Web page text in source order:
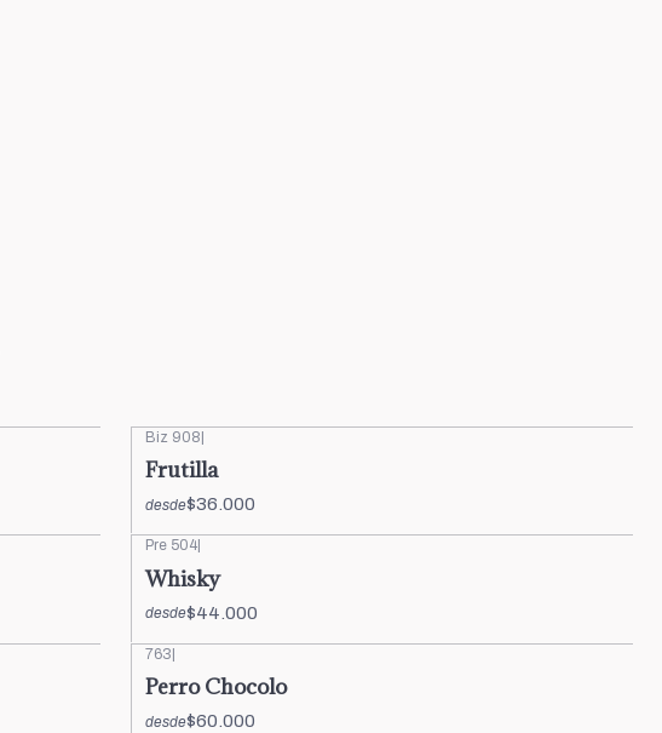
Biz 908
Frutilla
desde$36.000
Pre 504|
Whisky
desde$44.000
763|
Perro Chocolo
desde$60.000